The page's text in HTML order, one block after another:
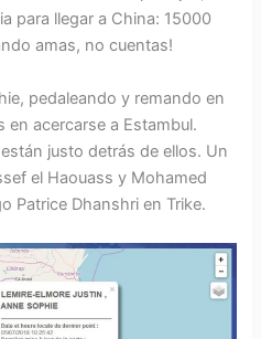
para llegar a China: 15000
amas, no cuentas!
pedaleando y remando en
acercarse a Estambul.
justo detrás de ellos. Un
el Haouass y Mohamed
Patrice Dhanshri en Trike.